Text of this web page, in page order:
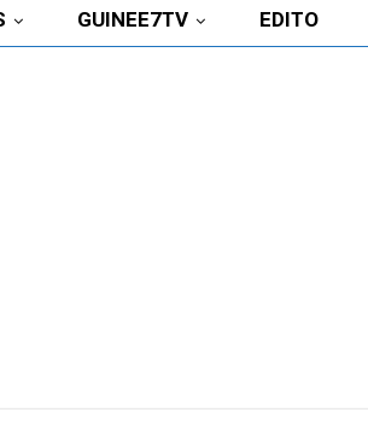
GUINEE7TV EDITO